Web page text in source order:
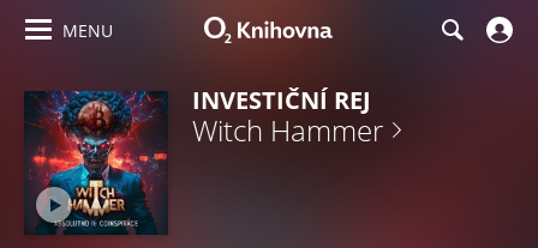
MENU
INVESTIČNÍ REJ
Witch Hammer